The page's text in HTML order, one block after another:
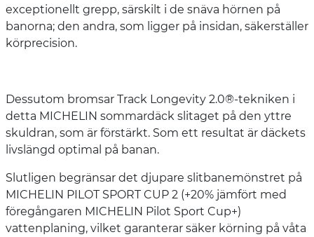
exceptionellt grepp, särskilt i de snäva hörnen på
banorna; den andra, som ligger på insidan, säkerställer
körprecision.
Dessutom bromsar Track Longevity 2.0®-tekniken i
detta MICHELIN sommardäck slitaget på den yttre
skuldran, som är förstärkt. Som ett resultat är däckets
livslängd optimal på banan.
Slutligen begränsar det djupare slitbanemönstret på
MICHELIN PILOT SPORT CUP 2 (+20% jämfört med
föregångaren MICHELIN Pilot Sport Cup+)
vattenplaning, vilket garanterar säker körning på våta